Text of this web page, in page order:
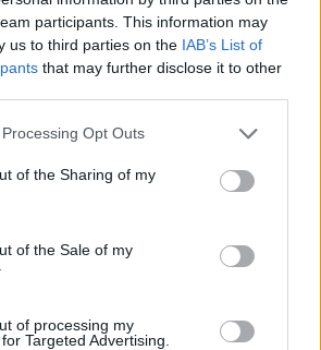
participants. This information may
us to third parties on the IAB’s List of
that may further disclose it to other
website/app uses one or more Google
or usage behaviour. You may click to
to Google and its third-party tags to
specified purposes in below Google
Opt Outs
of the Sharing of my
of the Sale of my
of processing my
Targeted Advertising.
ți părul, fă tot ceea ce este
inima partenerului tău să
te vede.
pentru a-ți determina